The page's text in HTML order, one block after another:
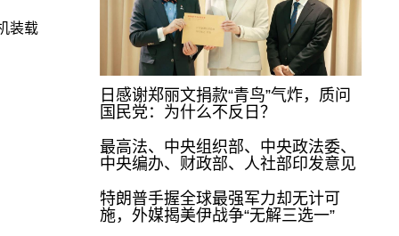
装载
日感谢郑丽文捐款“青鸟”气炸，质问
国民党：为什么不反日？
最高法、中央组织部、中央政法委、
中央编办、财政部、人社部印发意见
特朗普手握全球最强军力却无计可
施，外媒揭美伊战争“无解三选一”